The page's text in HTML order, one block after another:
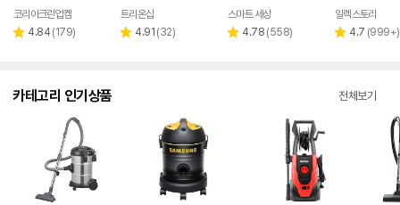
코리아크린업켐
별 4.84 리
(179)
페이
트리온샵
별 4.91 리
(32)
스마트 세상
별 4.78 리
(558)
일렉스토리
별 4.7 리
(999+)
카테고리 인기상품 전체보기